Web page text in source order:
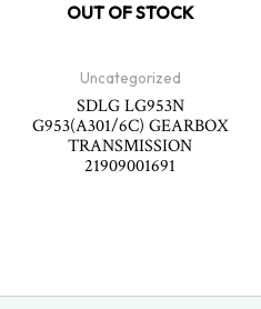
OUT OF STOCK
Uncategorized
SDLG LG953N
G953(A301/6C) GEARBOX
TRANSMISSION
21909001691